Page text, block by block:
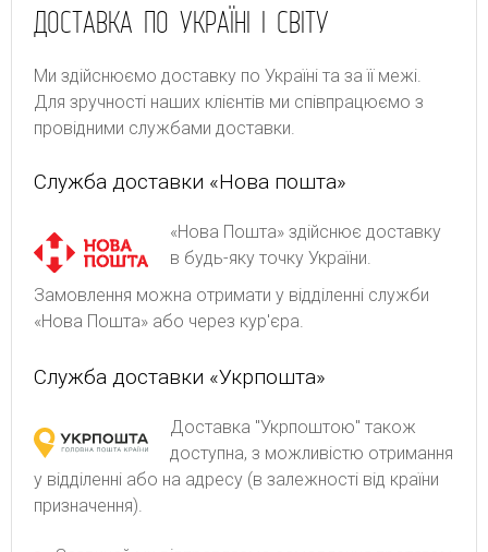
ДОСТАВКА ПО УКРАЇНІ І СВІТУ
Ми здійснюємо доставку по Україні та за її межі.
Для зручності наших клієнтів ми співпрацюємо з
провідними службами доставки.
Служба доставки «Нова пошта»
«Нова Пошта» здійснює доставку
в будь-яку точку України.
Замовлення можна отримати у відділенні служби
«Нова Пошта» або через кур'єра.
Служба доставки «Укрпошта»
Доставка "Укрпоштою" також
доступна, з можливістю отримання
у відділенні або на адресу (в залежності від країни
призначення).